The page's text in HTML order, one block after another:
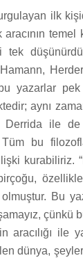
ilk
aracının
tek
yazarlar pek
aynı
Derrida ile
bu
kurabiliriz.
Bu
çünkü
aracılığı ile
dünya,